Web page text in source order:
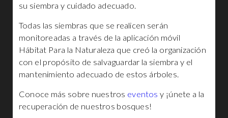
su siembra y cuidado adecuado.
Todas las siembras que se realicen serán
monitoreadas a través de la aplicación móvil
Hábitat Para la Naturaleza que creó la organización
con el propósito de salvaguardar la siembra y el
mantenimiento adecuado de estos árboles.
Conoce más sobre nuestros eventos y ¡únete a la
recuperación de nuestros bosques!